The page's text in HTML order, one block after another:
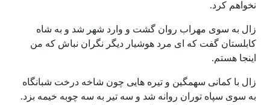
نخواهم کرد.
زال به سوی مهراب روان گشت و وارد شهر شد و به شاه
کابلستان گفت که ای مرد هوشیار دیگر نگران نباش که من
اینجا هستم.
زال با کمانی سهمگین و تیره هایی چون شاخه درخت شبانگاه
به سوی سپاه توران روانه شد و سه تیر به سه چوبه خیمه بزد.